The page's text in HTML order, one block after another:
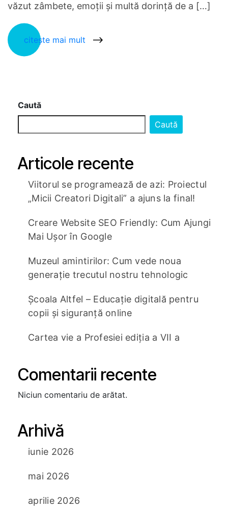
văzut zâmbete, emoții și multă dorință de a […]
citește mai mult
Caută
Caută
Articole recente
Viitorul se programează de azi: Proiectul
„Micii Creatori Digitali” a ajuns la final!
Creare Website SEO Friendly: Cum Ajungi
Mai Ușor în Google
Muzeul amintirilor: Cum vede noua
generație trecutul nostru tehnologic
Școala Altfel – Educație digitală pentru
copii și siguranță online
Cartea vie a Profesiei ediția a VII a
Comentarii recente
Niciun comentariu de arătat.
Arhivă
iunie 2026
mai 2026
aprilie 2026